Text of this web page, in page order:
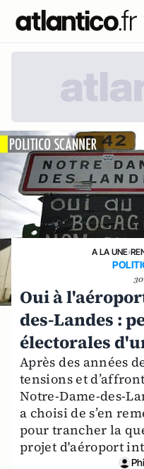
A LA UNE›
Oui à
des-Landes :
électorales
Après des années
tensions et
Notre-Dame-des-
a choisi de s’en
pour trancher la
projet d'aéroport